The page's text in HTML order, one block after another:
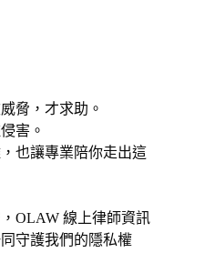
脅，才求助。
害。
也讓專業陪你走出這
OLAW 線上律師資訊
守護我們的隱私權